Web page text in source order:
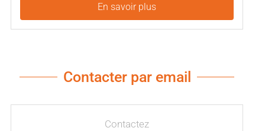
En savoir plus
Contacter par email
Contactez